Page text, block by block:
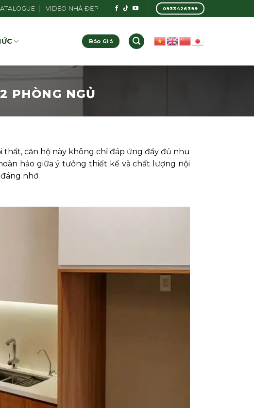
VIDEO NHÀ ĐẸP 0933426399
Báo Giá
PHÒNG NGỦ
thất, căn hộ này không chỉ đáp ứng đầy đủ nhu
hảo giữa ý tưởng thiết kế và chất lượng nội
nhớ.